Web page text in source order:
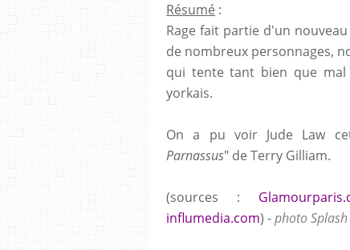
Résumé :
Rage fait partie d'un
de nombreux personnages,
qui tente tant bien que
yorkais.
On a pu voir Jude Law
Parnassus" de Terry Gilliam.
(sources :
influmedia.com) -photo